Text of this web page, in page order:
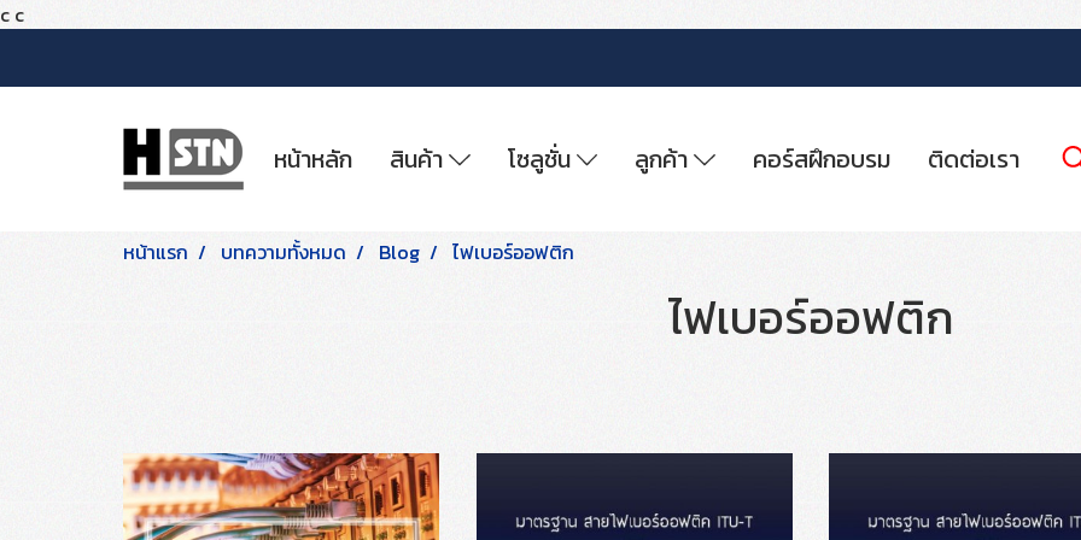
c c
หน้าหลัก สินค้า โซลูชั่น ลูกค้า คอร์สฝึกอบรม ติดต่อเรา
หน้าแรก บทความทั้งหมด Blog ไฟเบอร์ออฟติก
ไฟเบอร์ออฟติก